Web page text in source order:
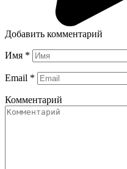
Добавить комментарий
Имя *
Email *
Комментарий